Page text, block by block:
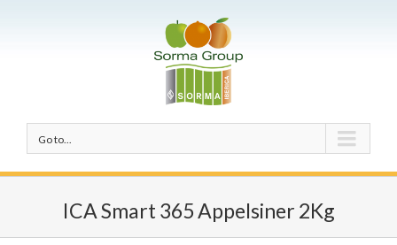
Go to...
ICA Smart 365 Appelsiner 2Kg